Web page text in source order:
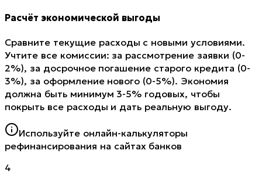
Расчёт экономической выгоды
Сравните текущие расходы с новыми условиями.
Учтите все комиссии: за рассмотрение заявки (0-
2%), за досрочное погашение старого кредита (0-
3%), за оформление нового (0-5%). Экономия
должна быть минимум 3-5% годовых, чтобы
покрыть все расходы и дать реальную выгоду.
Используйте онлайн-калькуляторы
рефинансирования на сайтах банков
4